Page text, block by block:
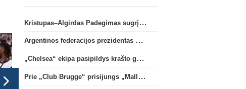
Kristupas–Algirdas Padegimas sugrįžta į FC „Hegelmann” B sudėtį
Argentinos federacijos prezidentas C. Tapia negailėjo pagyrų G. Infantino
„Chelsea“ ekipa pasipildys krašto gynėju P. Chavarria
Prie „Club Brugge“ prisijungs „Mallorca“ klube atsiskleidęs J. Virgili